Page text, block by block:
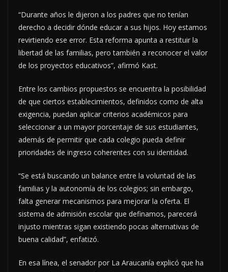
“Durante años le dijeron a los padres que no tenían
derecho a decidir dónde educar a sus hijos. Hoy estamos
revirtiendo ese error. Esta reforma apunta a restituir la
libertad de las familias, pero también a reconocer el valor
de los proyectos educativos”, afirmó Kast.
Entre los cambios propuestos se encuentra la posibilidad
de que ciertos establecimientos, definidos como de alta
exigencia, puedan aplicar criterios académicos para
seleccionar a un mayor porcentaje de sus estudiantes,
además de permitir que cada colegio pueda definir
prioridades de ingreso coherentes con su identidad.
“Se está buscando un balance entre la voluntad de las
familias y la autonomía de los colegios; sin embargo,
falta generar mecanismos para mejorar la oferta. El
sistema de admisión escolar que definamos, parecerá
injusto mientras sigan existiendo pocas alternativas de
buena calidad”, enfatizó.
En esa línea, el senador por La Araucanía explicó que ha